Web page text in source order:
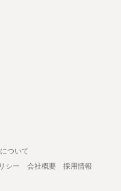
ついて
シー 会社概要
採用情報